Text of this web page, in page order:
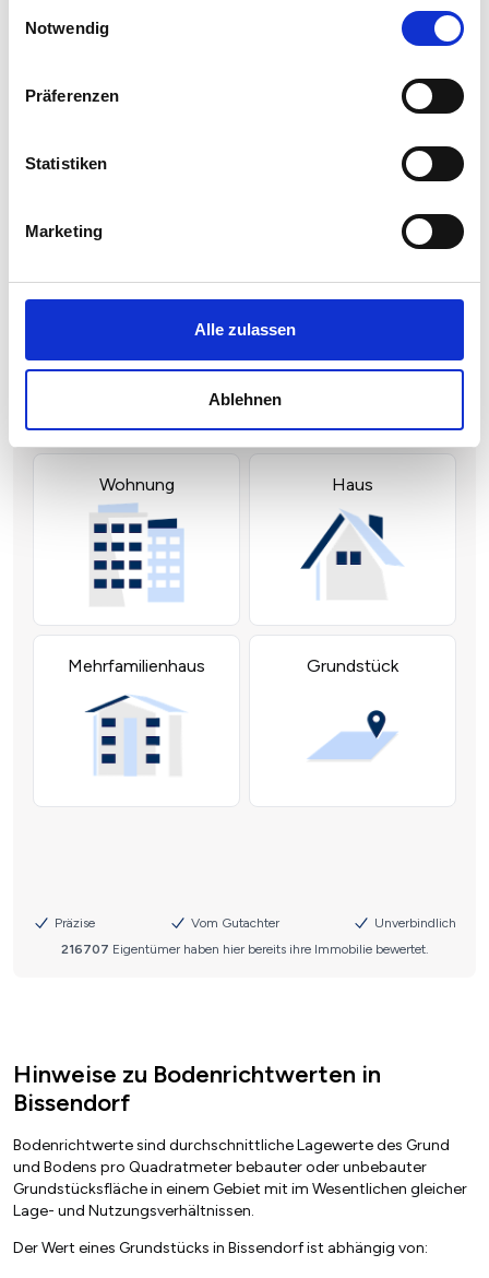
Notwendig
Präferenzen
Statistiken
Marketing
Alle zulassen
Ablehnen
Hinweise zu Bodenrichtwerten in
Bissendorf
Bodenrichtwerte sind durchschnittliche Lagewerte des Grund
und Bodens pro Quadratmeter bebauter oder unbebauter
Grundstücksfläche in einem Gebiet mit im Wesentlichen gleicher
Lage- und Nutzungsverhältnissen.
Der Wert eines Grundstücks in Bissendorf ist abhängig von: